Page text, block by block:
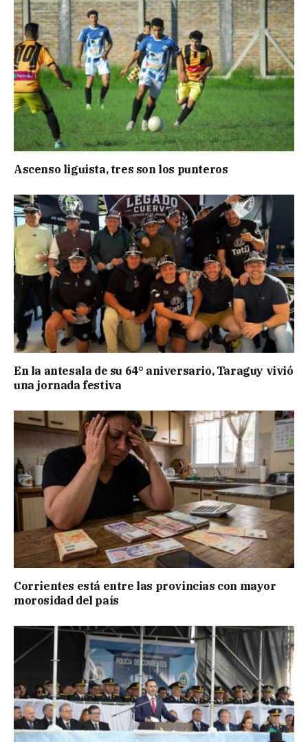
Ascenso liguista, tres son los punteros
En la antesala de su 64° aniversario, Taraguy vivió
una jornada festiva
Corrientes está entre las provincias con mayor
morosidad del país